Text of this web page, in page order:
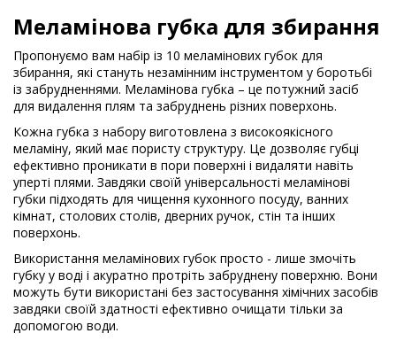
Меламінова губка для збирання
Пропонуємо вам набір із 10 меламінових губок для
збирання, які стануть незамінним інструментом у боротьбі
із забрудненнями. Меламінова губка – це потужний засіб
для видалення плям та забруднень різних поверхонь.
Кожна губка з набору виготовлена ​​з високоякісного
меламіну, який має пористу структуру. Це дозволяє губці
ефективно проникати в пори поверхні і видаляти навіть
уперті плями. Завдяки своїй універсальності меламінові
губки підходять для чищення кухонного посуду, ванних
кімнат, столових столів, дверних ручок, стін та інших
поверхонь.
Використання меламінових губок просто - лише змочіть
губку у воді і акуратно протріть забруднену поверхню. Вони
можуть бути використані без застосування хімічних засобів
завдяки своїй здатності ефективно очищати тільки за
допомогою води.